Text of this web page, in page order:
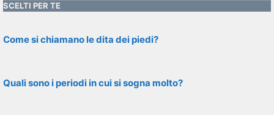
SCELTI PER TE
Come si chiamano le dita dei piedi?
Quali sono i periodi in cui si sogna molto?